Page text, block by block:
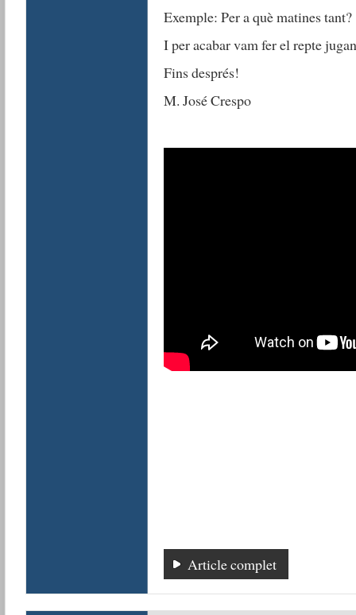
Exemple: Per a què matines tant?
I per acabar vam fer el repte
Fins després!
M. José Crespo
Article complet